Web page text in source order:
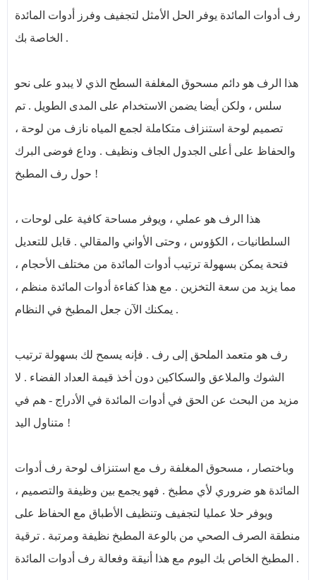
رف أدوات المائدة يوفر الحل الأمثل لتجفيف وفرز أدوات المائدة
الخاصة بك .
هذا الرف هو دائم مسحوق المغلفة السطح الذي لا يبدو على نحو
سلس ، ولكن أيضا يضمن الاستخدام على المدى الطويل . تم
تصميم لوحة استنزاف متكاملة لجمع المياه نازف من لوحة ،
والحفاظ على أعلى الجدول الجاف ونظيف . وداع فوضى البرك
حول رف المطبخ !
هذا الرف هو عملي ، ويوفر مساحة كافية على لوحات ،
السلطانيات ، الكؤوس ، وحتى الأواني والمقالي . قابل للتعديل
فتحة يمكن بسهولة ترتيب أدوات المائدة من مختلف الأحجام ،
مما يزيد من سعة التخزين . مع هذا كفاءة أدوات المائدة منظم ،
يمكنك الآن جعل المطبخ في النظام .
رف هو متعمد الملحق إلى رف . فإنه يسمح لك بسهولة ترتيب
الشوك والملاعق والسكاكين دون أخذ قيمة العداد الفضاء . لا
مزيد من البحث عن الحق في أدوات المائدة في الأدراج - هم في
متناول اليد !
وباختصار ، مسحوق المغلفة رف مع استنزاف لوحة رف أدوات
المائدة هو ضروري لأي مطبخ . فهو يجمع بين وظيفة والتصميم ،
ويوفر حلا عمليا لتجفيف وتنظيف الأطباق مع الحفاظ على
منطقة الصرف الصحي من بالوعة المطبخ نظيفة ومرتبة . ترقية
المطبخ الخاص بك اليوم مع هذا أنيقة وفعالة رف أدوات المائدة .